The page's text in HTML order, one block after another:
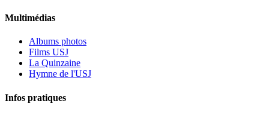
Multimédias
Albums photos
Films USJ
La Quinzaine
Hymne de l'USJ
Infos pratiques